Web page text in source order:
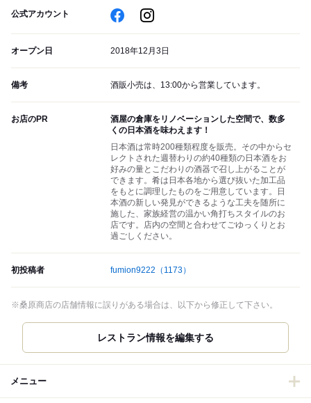
公式アカウント
オープン日 2018年12月3日
備考 酒販小売は、13:00から営業しています。
お店のPR
酒屋の倉庫をリノベーションした空間で、数多
くの日本酒を味わえます！
日本酒は常時200種類程度を販売。その中からセ
レクトされた週替わりの約40種類の日本酒をお
好みの量とこだわりの酒器で召し上がることが
できます。肴は日本各地から選び抜いた加工品
をもとに調理したものをご用意しています。日
本酒の新しい発見ができるような工夫を随所に
施した、家族経営の温かい角打ちスタイルのお
店です。店内の空間と合わせてごゆっくりとお
過ごしください。
初投稿者 fumion9222 （1173）
※桑原商店の店舗情報に誤りがある場合は、以下から修正して下さい。
レストラン情報を編集する
メニュー